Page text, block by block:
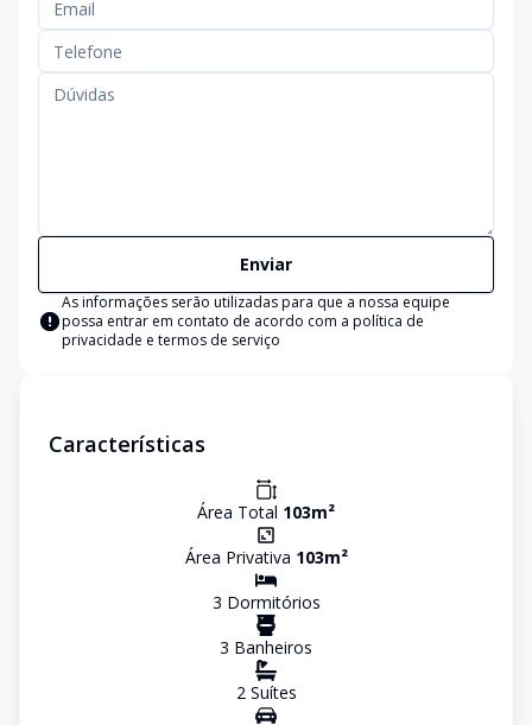
Enviar
As informações serão utilizadas para que a nossa equipe
possa entrar em contato de acordo com a política de
privacidade e termos de serviço
Características
Área Total 103m²
Área Privativa 103m²
3 Dormitórios
3 Banheiros
2Suítes